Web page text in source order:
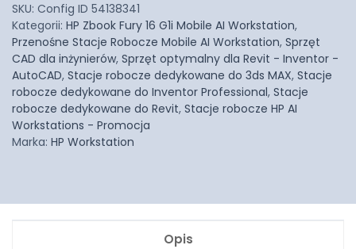
SKU: Config ID 54138341
Kategorii: HP Zbook Fury 16 G1i Mobile AI Workstation,
Przenośne Stacje Robocze Mobile AI Workstation, Sprzęt
CAD dla inżynierów, Sprzęt optymalny dla Revit - Inventor -
AutoCAD, Stacje robocze dedykowane do 3ds MAX, Stacje
robocze dedykowane do Inventor Professional, Stacje
robocze dedykowane do Revit, Stacje robocze HP AI
Workstations - Promocja
Marka: HP Workstation
Opis